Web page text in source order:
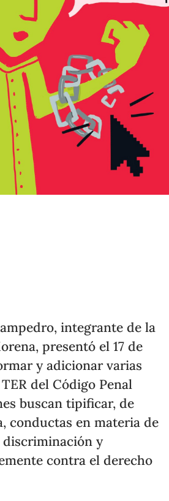
integrante de la
presentó el 17 de
y adicionar varias
del Código Penal
buscan tipificar, de
conductas en materia de
y
contra el derecho